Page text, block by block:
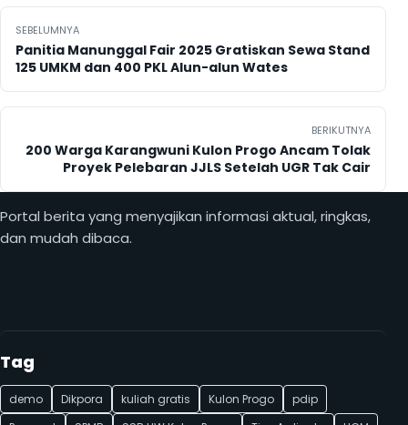
Navigasi pos
SEBELUMNYA
Panitia Manunggal Fair 2025 Gratiskan Sewa Stand
125 UMKM dan 400 PKL Alun-alun Wates
BERIKUTNYA
200 Warga Karangwuni Kulon Progo Ancam Tolak
Proyek Pelebaran JJLS Setelah UGR Tak Cair
Portal berita yang menyajikan informasi aktual, ringkas,
dan mudah dibaca.
Tag
demo Dikpora kuliah gratis Kulon Progo
pdip